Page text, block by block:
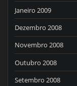
Janeiro 2009
Dezembro 2008
Novembro 2008
Outubro 2008
Setembro 2008